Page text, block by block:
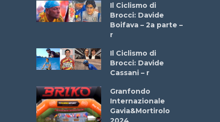
Il Ciclismo di
Brocci: Davide
Boifava – 2a parte –
r
Il Ciclismo di
Brocci: Davide
Cassani – r
Granfondo
Internazionale
Gavia&Mortirolo